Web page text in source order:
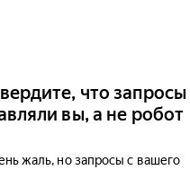
что запросы
вы, а не робот
жаль, но запросы с вашего